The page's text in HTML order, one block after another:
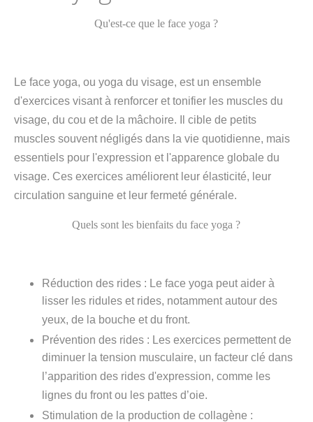
Qu'est-ce que le face yoga ?
Le face yoga, ou yoga du visage, est un ensemble
d'exercices visant à renforcer et tonifier les muscles du
visage, du cou et de la mâchoire. Il cible de petits
muscles souvent négligés dans la vie quotidienne, mais
essentiels pour l'expression et l'apparence globale du
visage. Ces exercices améliorent leur élasticité, leur
circulation sanguine et leur fermeté générale.
Quels sont les bienfaits du face yoga ?
Réduction des rides : Le face yoga peut aider à
lisser les ridules et rides, notamment autour des
yeux, de la bouche et du front.
Prévention des rides : Les exercices permettent de
diminuer la tension musculaire, un facteur clé dans
l’apparition des rides d'expression, comme les
lignes du front ou les pattes d’oie.
Stimulation de la production de collagène :